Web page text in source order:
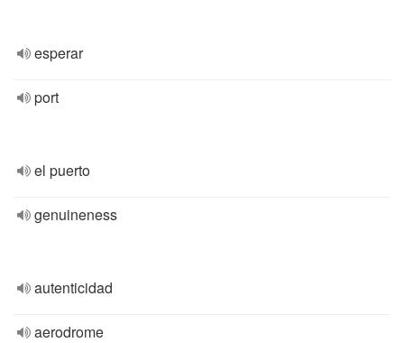
esperar
port
el puerto
genuineness
autenticidad
aerodrome